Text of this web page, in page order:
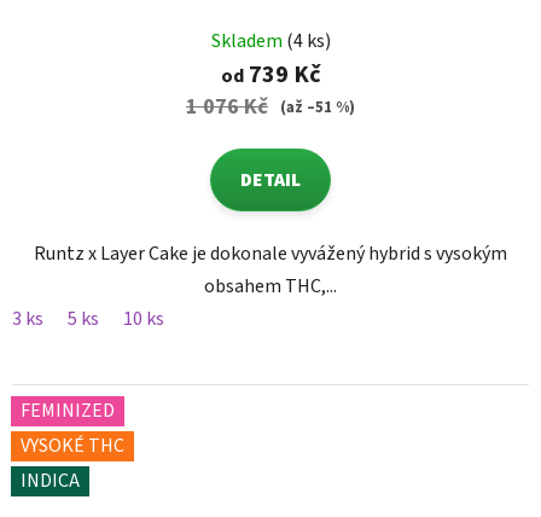
Skladem (4 ks)
od739 Kč
1 076 Kč (až –51 %)
DETAIL
Runtz x Layer Cake je dokonale vyvážený hybrid s vysokým
obsahem THC,...
3 ks
5 ks 10 ks
FEMINIZED
VYSOKÉ THC
INDICA